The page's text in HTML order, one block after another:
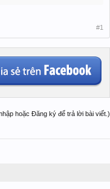
#1
hoặc Đăng ký để trả lời bài viết.)